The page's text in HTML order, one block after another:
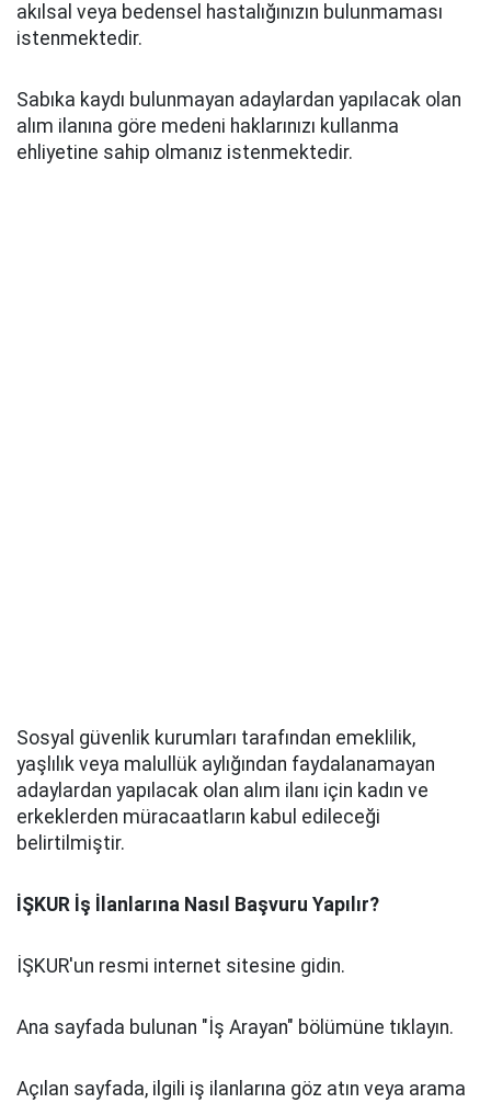
akılsal veya bedensel hastalığınızın bulunmaması
istenmektedir.
Sabıka kaydı bulunmayan adaylardan yapılacak olan
alım ilanına göre medeni haklarınızı kullanma
ehliyetine sahip olmanız istenmektedir.
Sosyal güvenlik kurumları tarafından emeklilik,
yaşlılık veya malullük aylığından faydalanamayan
adaylardan yapılacak olan alım ilanı için kadın ve
erkeklerden müracaatların kabul edileceği
belirtilmiştir.
İŞKUR İş İlanlarına Nasıl Başvuru Yapılır?
İŞKUR'un resmi internet sitesine gidin.
Ana sayfada bulunan "İş Arayan" bölümüne tıklayın.
Açılan sayfada, ilgili iş ilanlarına göz atın veya arama